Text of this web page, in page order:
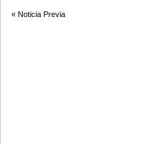
« Noticia Previa